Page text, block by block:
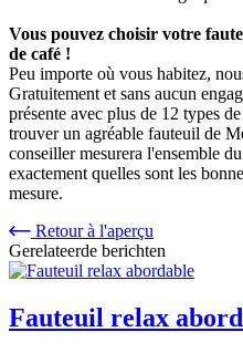
Vous pouvez choisir votre
de café !
Peu importe où vous habitez,
Gratuitement et sans aucun
présente avec plus de 12 types
trouver un agréable fauteuil de
conseiller mesurera l'ensemble
exactement quelles sont les
mesure.
Retour à l'aperçu
Gerelateerde berichten
Fauteuil relax